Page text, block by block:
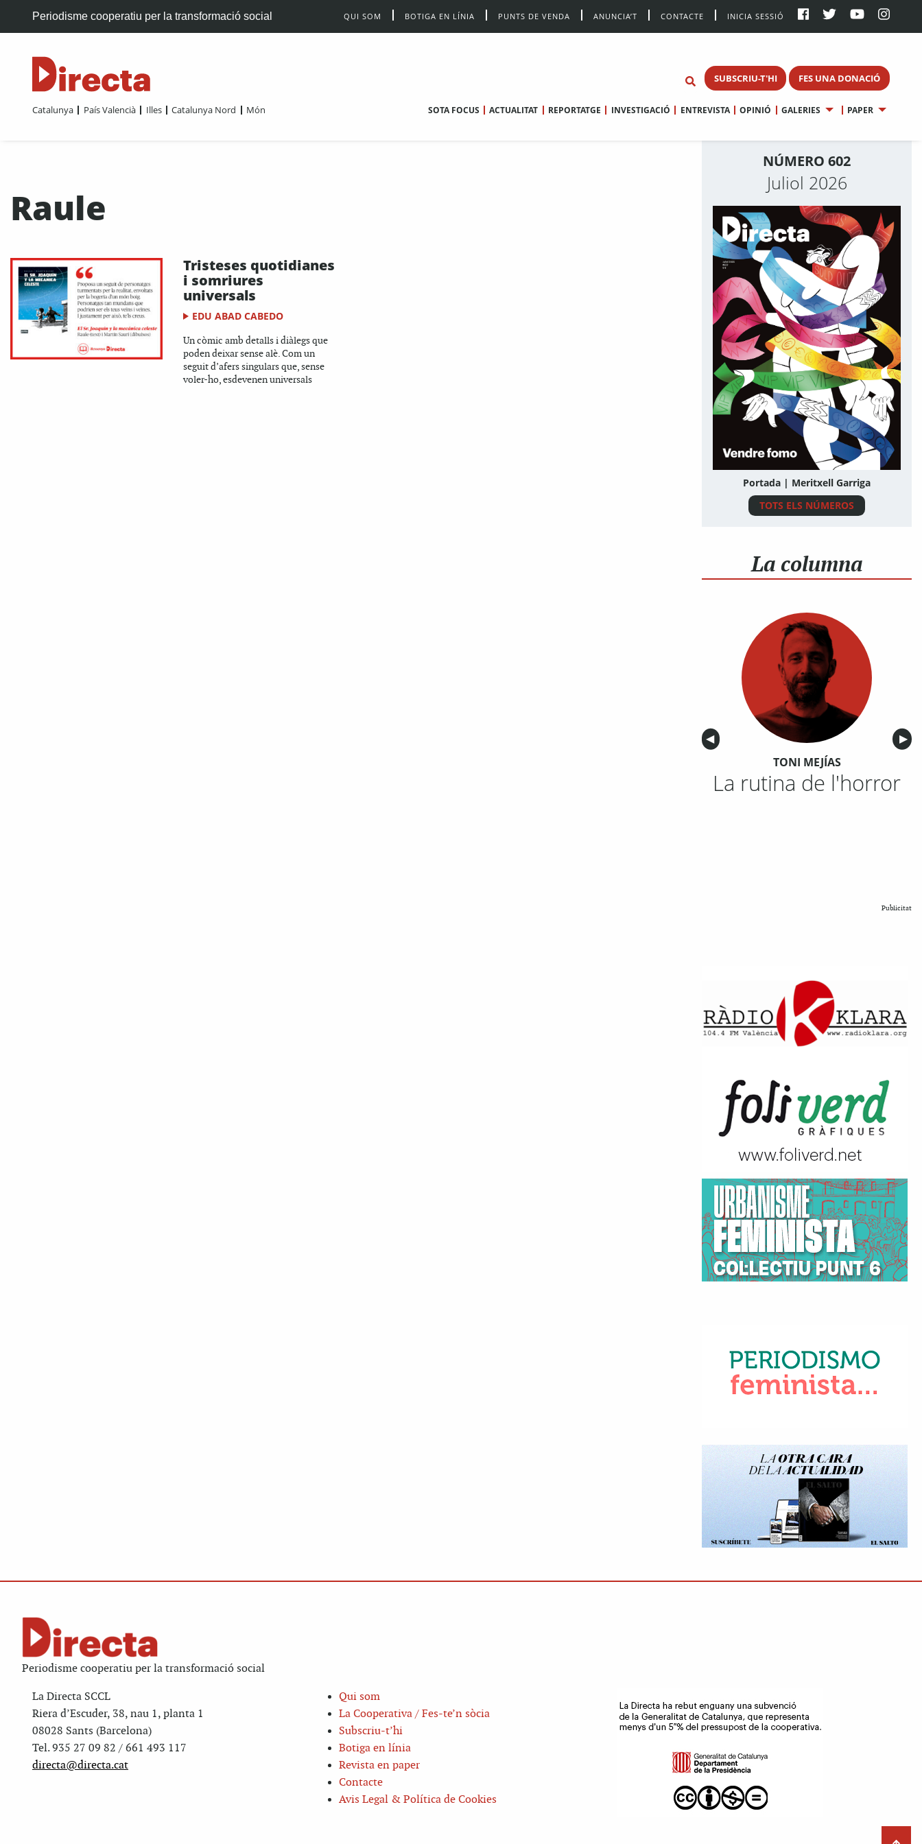
Periodisme cooperatiu per la transformació social QUI SOM BOTIGA EN LÍNIA PUNTS DE VENDA ANUNCIA’T CONTACTE INICIA SESSIÓ
SUBSCRIU-T'HI FES UNA DONACIÓ
Catalunya País Valencià Illes Catalunya Nord Món SOTA FOCUS ACTUALITAT REPORTATGE INVESTIGACIÓ ENTREVISTA OPINIÓ GALERIES PAPER
Raule
Tristeses quotidianes
i somriures
universals
EDU ABAD CABEDO
Un còmic amb detalls i diàlegs que
poden deixar sense alè. Com un
seguit d’afers singulars que, sense
voler-ho, esdevenen universals
NÚMERO 602
Juliol 2026
Portada | Meritxell Garriga
TOTS ELS NÚMEROS
La columna
Anterior
◀︎ ▶︎
TONI MEJÍAS
La rutina de l'horror
Publicitat
Periodisme cooperatiu per la transformació social
La Directa SCCL
Riera d’Escuder, 38, nau 1, planta 1
08028 Sants (Barcelona)
Tel. 935 27 09 82 / 661 493 117
directa@directa.cat
Qui som
La Cooperativa / Fes-te’n sòcia
Subscriu-t’hi
Botiga en línia
Revista en paper
Contacte
Avis Legal & Política de Cookies